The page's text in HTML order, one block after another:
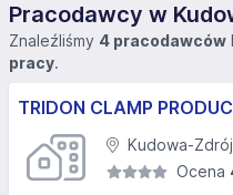
Pracodawcy w
Znaleźliśmy 4 pracodawców
pracy.
TRIDON CLAMP
Kudowa-Zdrój
Ocena